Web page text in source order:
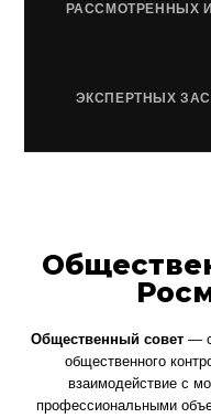
РАССМОТРЕННЫХ
ЭКСПЕРТНЫХ
Общественный совет—
общественного
взаимодействие с
профессиональными